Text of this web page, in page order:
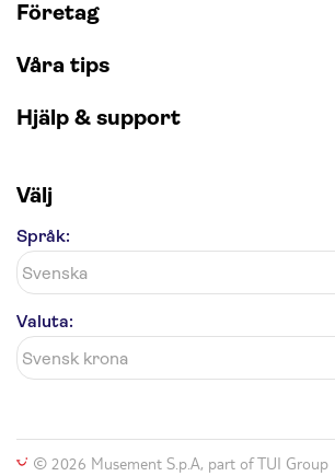
Caminito del Rey
London Dungeon
Företag
Våra tips
Hjälp & support
Välj
Språk:
Valuta:
© 2026 Musement S.p.A, part of TUI Group